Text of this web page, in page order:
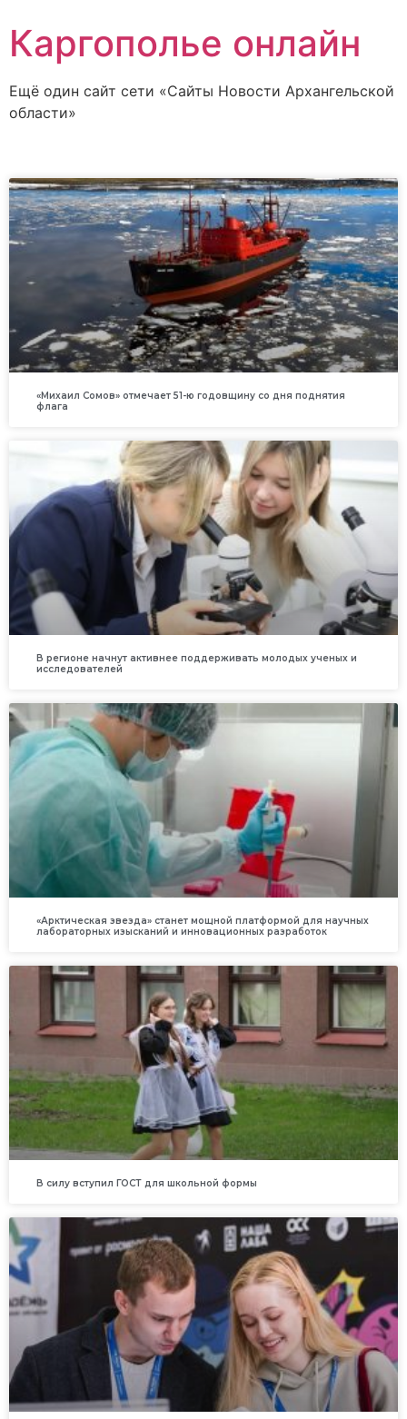
Каргополье онлайн
Ещё один сайт сети «Сайты Новости Архангельской
области»
«Михаил Сомов» отмечает 51-ю годовщину со дня поднятия
флага
В регионе начнут активнее поддерживать молодых ученых и
исследователей
«Арктическая звезда» станет мощной платформой для научных
лабораторных изысканий и инновационных разработок
В силу вступил ГОСТ для школьной формы